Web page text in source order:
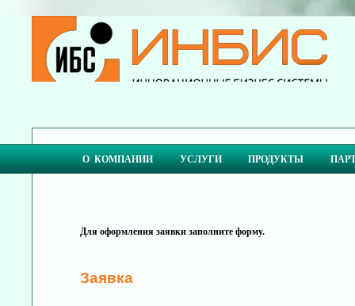
О КОМПАНИИ УСЛУГИ ПРОДУКТЫ
Для оформления заявки заполните форму.
Заявка